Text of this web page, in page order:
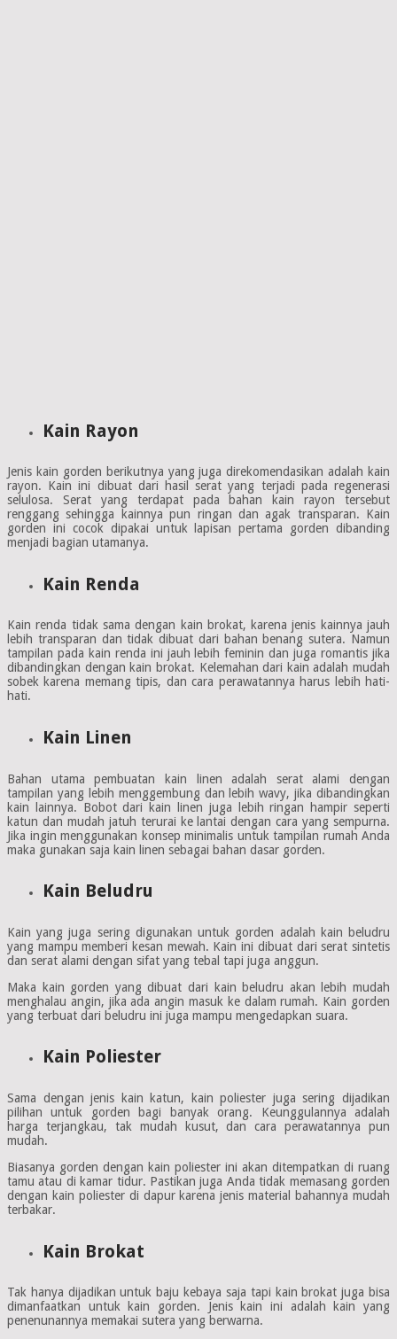
Kain Rayon
Jenis kain gorden berikutnya yang juga direkomendasikan adalah kain
rayon. Kain ini dibuat dari hasil serat yang terjadi pada regenerasi
selulosa. Serat yang terdapat pada bahan kain rayon tersebut
renggang sehingga kainnya pun ringan dan agak transparan. Kain
gorden ini cocok dipakai untuk lapisan pertama gorden dibanding
menjadi bagian utamanya.
Kain Renda
Kain renda tidak sama dengan kain brokat, karena jenis kainnya jauh
lebih transparan dan tidak dibuat dari bahan benang sutera. Namun
tampilan pada kain renda ini jauh lebih feminin dan juga romantis jika
dibandingkan dengan kain brokat. Kelemahan dari kain adalah mudah
sobek karena memang tipis, dan cara perawatannya harus lebih hati-
hati.
Kain Linen
Bahan utama pembuatan kain linen adalah serat alami dengan
tampilan yang lebih menggembung dan lebih wavy, jika dibandingkan
kain lainnya. Bobot dari kain linen juga lebih ringan hampir seperti
katun dan mudah jatuh terurai ke lantai dengan cara yang sempurna.
Jika ingin menggunakan konsep minimalis untuk tampilan rumah Anda
maka gunakan saja kain linen sebagai bahan dasar gorden.
Kain Beludru
Kain yang juga sering digunakan untuk gorden adalah kain beludru
yang mampu memberi kesan mewah. Kain ini dibuat dari serat sintetis
dan serat alami dengan sifat yang tebal tapi juga anggun.
Maka kain gorden yang dibuat dari kain beludru akan lebih mudah
menghalau angin, jika ada angin masuk ke dalam rumah. Kain gorden
yang terbuat dari beludru ini juga mampu mengedapkan suara.
Kain Poliester
Sama dengan jenis kain katun, kain poliester juga sering dijadikan
pilihan untuk gorden bagi banyak orang. Keunggulannya adalah
harga terjangkau, tak mudah kusut, dan cara perawatannya pun
mudah.
Biasanya gorden dengan kain poliester ini akan ditempatkan di ruang
tamu atau di kamar tidur. Pastikan juga Anda tidak memasang gorden
dengan kain poliester di dapur karena jenis material bahannya mudah
terbakar.
Kain Brokat
Tak hanya dijadikan untuk baju kebaya saja tapi kain brokat juga bisa
dimanfaatkan untuk kain gorden. Jenis kain ini adalah kain yang
penenunannya memakai sutera yang berwarna.